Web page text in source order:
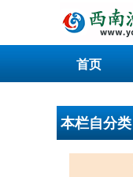
首页
本栏自分类